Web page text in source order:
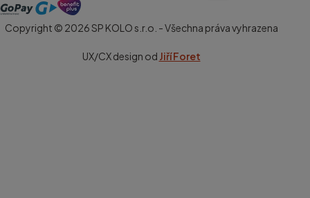
Copyright © 2026 SP KOLO s.r.o. - Všechna práva vyhrazena
UX/CX design od Jiří Foret